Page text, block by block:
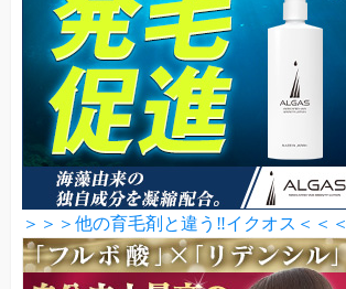
＞＞＞他の育毛剤と違う‼イクオス＜＜＜